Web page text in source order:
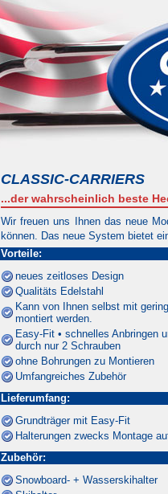
CLASSIC-CARRIERS
...der wahrscheinlich beste
Wir freuen uns Ihnen das neue
können. Das neue System bietet
Vorteile:
neues zeitloses Design
Qualitäts Edelstahl
Kann von Ihnen selbst mit
montiert werden.
Easy-Fit • schnelles Anbringen
durch nur 2 Schrauben
ohne Bohrungen zu Montieren
Umfangreiches Zubehör
Lieferumfang:
Grundträger mit Easy-Fit
Halterungen zwecks Montage
Zubehör:
Snowboard- + Wasserskihalter